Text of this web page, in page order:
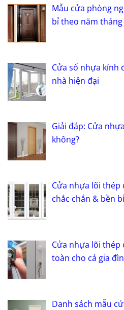
Mẫu cửa phòng
bỉ theo năm tháng
Cửa sổ nhựa kính
nhà hiện đại
Giải đáp: Cửa
không?
Cửa nhựa lõi thép
chắc chắn & bền bỉ
Cửa nhựa lõi thép
toàn cho cả gia
Danh sách mẫu